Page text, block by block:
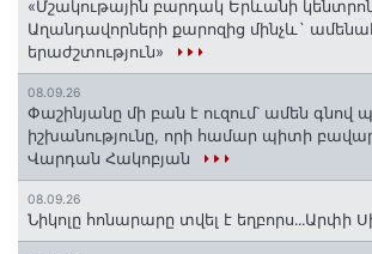
«Մշակութային բարդակ Երևանի
Աղանդավորների քարոզից մինչև`
երաժշտություն»
08.09.26
Փաշինյանը մի բան է ուզում՝ ամեն գնով
իշխանությունը, որի համար պիտի
Վարդան Հակոբյան
08.09.26
Նիկոլը հոնարարը տվել է եղբորս․․․Արփի